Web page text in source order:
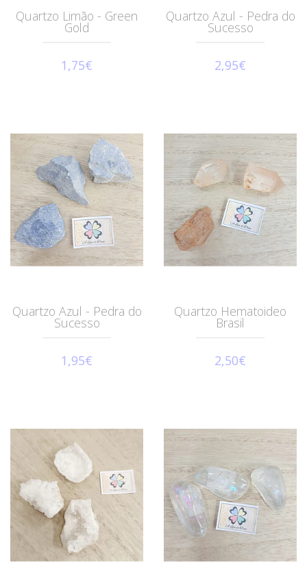
Quartzo Limão - Green
Gold
1,75€
Quartzo Azul - Pedra do
Sucesso
2,95€
Quartzo Azul - Pedra do
Sucesso
1,95€
Quartzo Hematoideo
Brasil
2,50€